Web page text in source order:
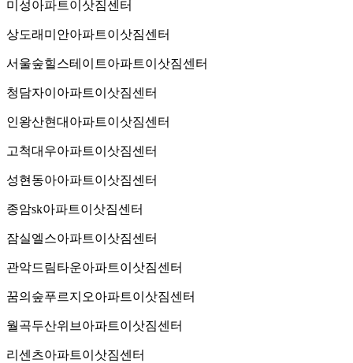
미성아파트이삿짐센터
상도래미안아파트이삿짐센터
서울숲힐스테이트아파트이삿짐센터
청담자이아파트이삿짐센터
인왕산현대아파트이삿짐센터
고척대우아파트이삿짐센터
성현동아아파트이삿짐센터
종암sk아파트이삿짐센터
잠실엘스아파트이삿짐센터
관악드림타운아파트이삿짐센터
꿈의숲푸르지오아파트이삿짐센터
월곡두산위브아파트이삿짐센터
리센츠아파트이삿짐센터